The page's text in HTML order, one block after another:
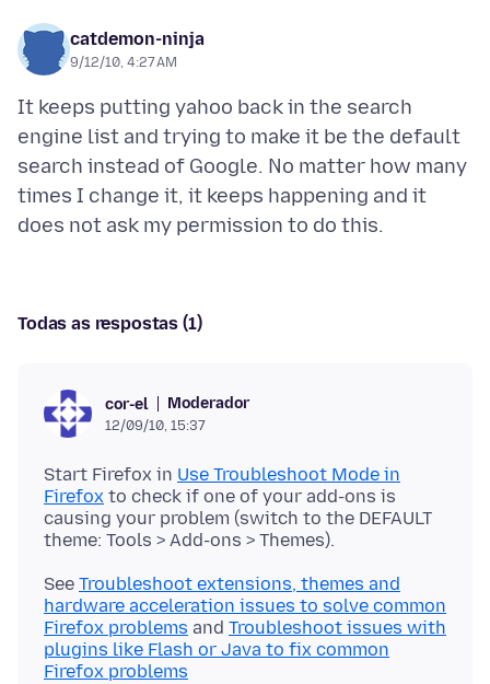
catdemon-ninja
9/12/10, 4:27 AM
It keeps putting yahoo back in the search
engine list and trying to make it be the default
search instead of Google. No matter how many
times I change it, it keeps happening and it
Todas as respostas (1)
cor-el Moderador
12/09/10, 15:37
Start Firefox in Use Troubleshoot Mode in
Firefox to check if one of your add-ons is
causing your problem (switch to the DEFAULT
See Troubleshoot extensions, themes and
hardware acceleration issues to solve common
Firefox problems and Troubleshoot issues with
plugins like Flash or Java to fix common
Firefox problems